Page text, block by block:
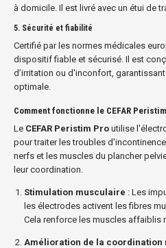
à domicile. Il est livré avec un étui de
5. Sécurité et fiabilité
Certifié par les normes médicales
dispositif fiable et sécurisé. Il est
d’irritation ou d'inconfort,
optimale.
Comment fonctionne le CEFAR
Le CEFAR Peristim Pro utilise
pour traiter les troubles
nerfs et les muscles du plancher
leur coordination.
Stimulation musculaire : Les
les électrodes activent les fibres
Cela renforce les muscles affaiblis
Amélioration de la coordination